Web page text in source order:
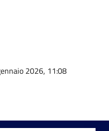
2026, 11:08